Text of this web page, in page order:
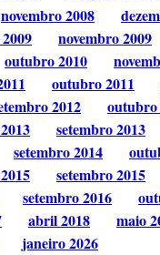
novembro 2008
novembro 2009
outubro 2010
outubro 2011
2012 outubro
setembro 2013
setembro 2014
setembro 2015
setembro 2016
abril 2018 maio
janeiro 2026